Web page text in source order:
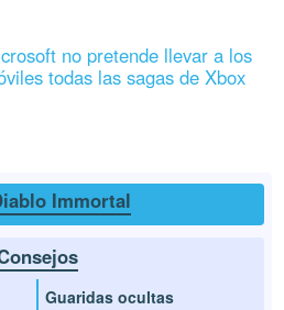
no pretende llevar a los
todas las sagas de Xbox
Immortal
Guaridas ocultas